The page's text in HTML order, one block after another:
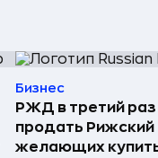
Бизнес
РЖД в третий
продать Рижский
желающих